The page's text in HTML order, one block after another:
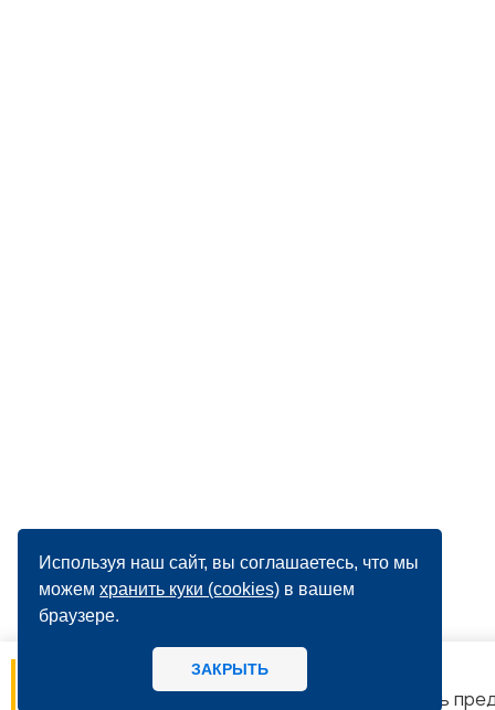
Используя наш сайт, вы соглашаетесь, что мы
можемхранить куки (cookies) в вашем
браузере.
ЗАКРЫТЬ
МИРБИС - Школа бизнеса А вы как потребитель предпочитаете,